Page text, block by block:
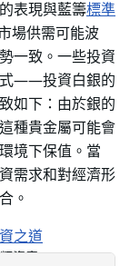
表現與藍籌標準
場供需可能波
一致。一些投資
式——投資白銀的
如下：由於銀的
種貴金屬可能會
境下保值。當
需求和對經濟形
。
之道
資產。